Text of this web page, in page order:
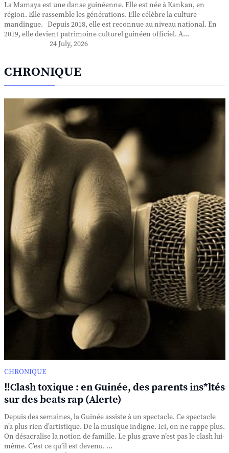
La Mamaya est une danse guinéenne. Elle est née à Kankan, en
région. Elle rassemble les générations. Elle célèbre la culture
mandingue. Depuis 2018, elle est reconnue au niveau national. En
2019, elle devient patrimoine culturel guinéen officiel. A...
24 July, 2026
CHRONIQUE
CHRONIQUE
‼️Clash toxique : en Guinée, des parents ins*ltés
sur des beats rap (Alerte)
Depuis des semaines, la Guinée assiste à un spectacle. Ce spectacle
n’a plus rien d’artistique. De la musique indigne. Ici, on ne rappe plus.
On désacralise la notion de famille. Le plus grave n’est pas le clash lui-
même. C’est ce qu’il est devenu. ...